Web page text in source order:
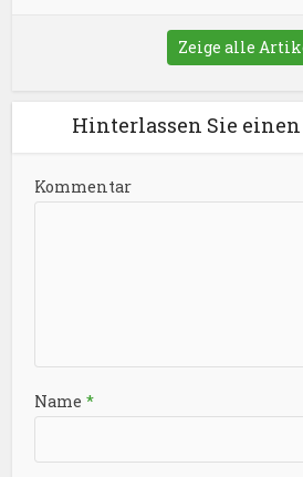
Zeige alle
Hinterlassen Sie
Kommentar
Name*